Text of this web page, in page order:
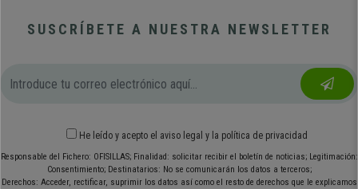
SUSCRÍBETE A NUESTRA NEWSLETTER
He leído y acepto el aviso legal y la política de privacidad
Responsable del Fichero: OFISILLAS; Finalidad: solicitar recibir el boletín de noticias; Legitimación:
Consentimiento; Destinatarios: No se comunicarán los datos a terceros;
Derechos: Acceder, rectificar, suprimir los datos así como el resto de derechos que le explicamos